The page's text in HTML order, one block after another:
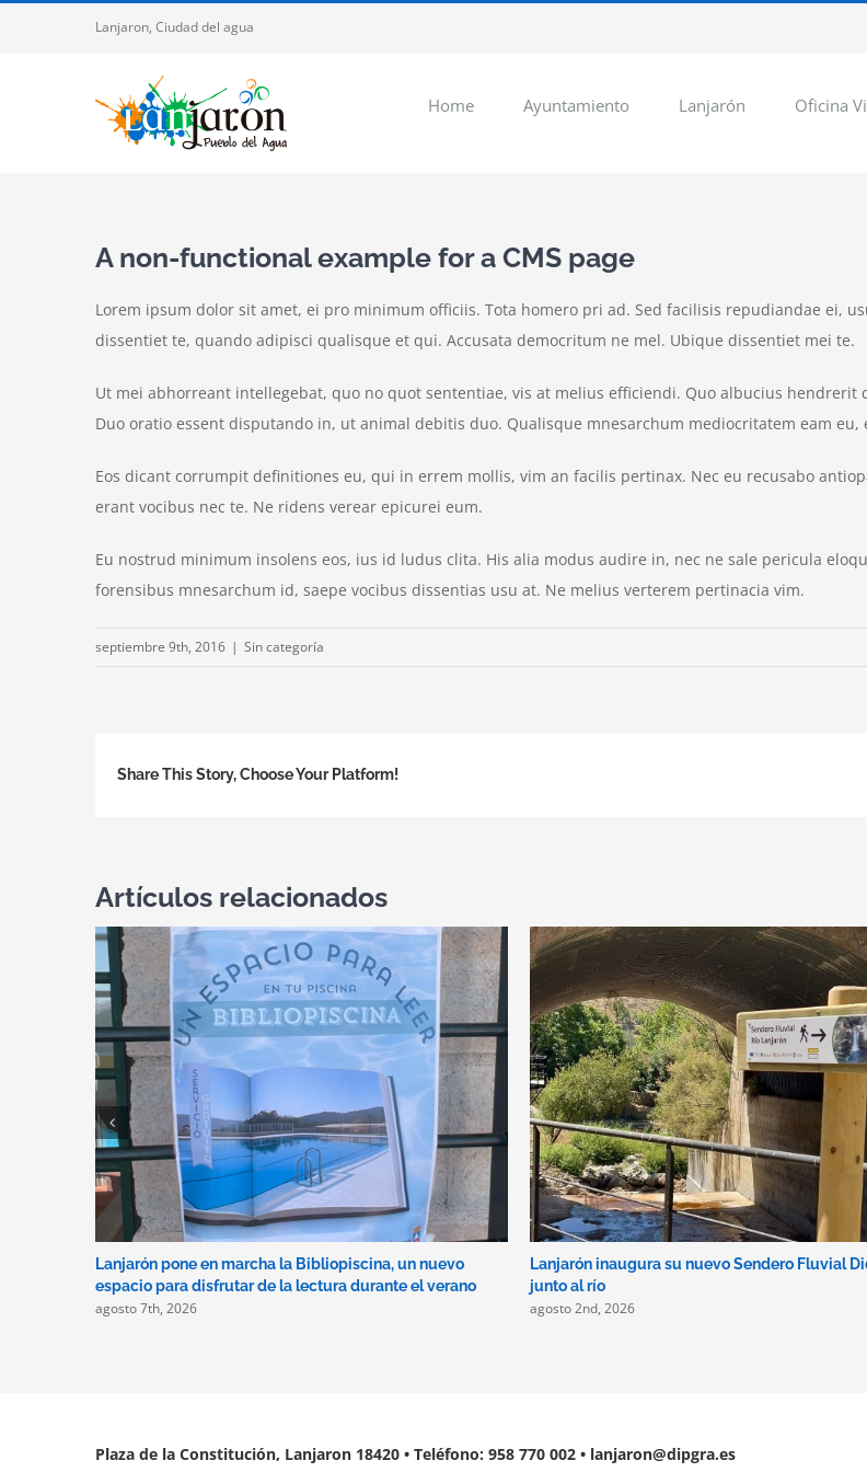
Lanjaron, Ciudad del agua
Home Ayuntamiento Lanjarón Oficina
A non-functional example for a CMS page
Lorem ipsum dolor sit amet, ei pro minimum officiis. Tota homero pri ad. Sed facilisis repudiandae ei,
dissentiet te, quando adipisci qualisque et qui. Accusata democritum ne mel. Ubique dissentiet mei te.
Ut mei abhorreant intellegebat, quo no quot sententiae, vis at melius efficiendi. Quo albucius
Duo oratio essent disputando in, ut animal debitis duo. Qualisque mnesarchum mediocritatem eam
Eos dicant corrumpit definitiones eu, qui in errem mollis, vim an facilis pertinax. Nec eu recusabo
erant vocibus nec te. Ne ridens verear epicurei eum.
Eu nostrud minimum insolens eos, ius id ludus clita. His alia modus audire in, nec ne sale pericula
forensibus mnesarchum id, saepe vocibus dissentias usu at. Ne melius verterem pertinacia vim.
septiembre 9th, 2016 | Sin categoría
Share This Story, Choose Your Platform!
Artículos relacionados
Lanjarón pone en marcha la Bibliopiscina, un nuevo
espacio para disfrutar de la lectura durante el verano
agosto 7th, 2026
Lanjarón inaugura su nuevo Sendero Fluvial
junto al río
agosto 2nd, 2026
Plaza de la Constitución, Lanjaron 18420 • Teléfono: 958 770 002 • lanjaron@dipgra.es